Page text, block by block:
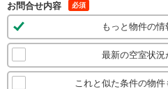
お問合せ内容 必須
もっと物件の
最新の空室状況
これと似た条件の物